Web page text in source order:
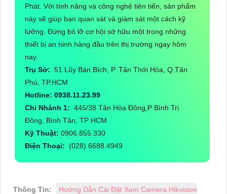
Phát. Với tính năng và công nghệ tiên tiến, sản phẩm
này sẽ giúp bạn quan sát và giám sát một cách kỹ
lưỡng. Đừng bỏ lỡ cơ hội sở hữu một trong những
thiết bị an ninh hàng đầu trên thị trường ngay hôm
nay.
Trụ Sở: 51 Lũy Bán Bích, P. Tân Thới Hòa, Q.Tân
Phú, TP.HCM
Hotline: 0938.11.23.99
Chi Nhánh 1: 445/38 Tân Hòa Đông,P Bình Trị
Đông, Bình Tân, TP HCM
Kỹ Thuật: 0906.855.330
Điện Thoại: (028) 6688.4949
Thông Tin:
Hướng Dẫn Cài Đặt Xem Camera Hikvision